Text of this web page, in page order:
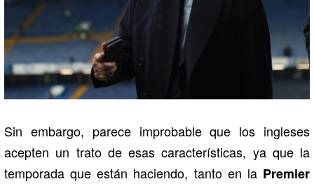
Sin embargo, parece improbable que los ingleses
acepten un trato de esas características, ya que la
temporada que están haciendo, tanto en la Premier